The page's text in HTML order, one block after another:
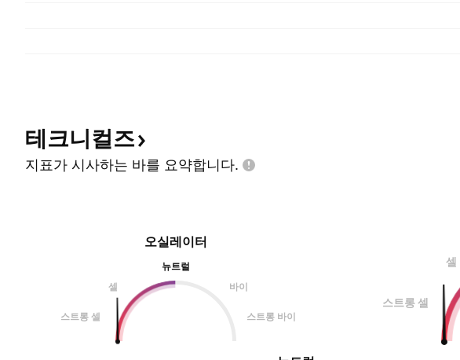
테크니컬즈
지표가 시사하는 바를 요약합니다.
오실레이터
뉴트럴
셀
바이
스트롱 셀 스트롱 바이
셀
스트롱 셀